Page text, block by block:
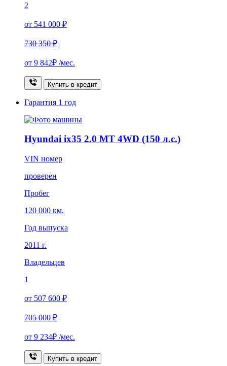
2
от 541 000 ₽
730 350 ₽
от 9 842₽ /мес.
Купить в кредит
Гарантия 1 год
Hyundai ix35 2.0 MT 4WD (150 л.с.)
VIN номер
проверен
Пробег
120 000 км.
Год выпуска
2011 г.
Владельцев
1
от 507 600 ₽
705 000 ₽
от 9 234₽ /мес.
Купить в кредит